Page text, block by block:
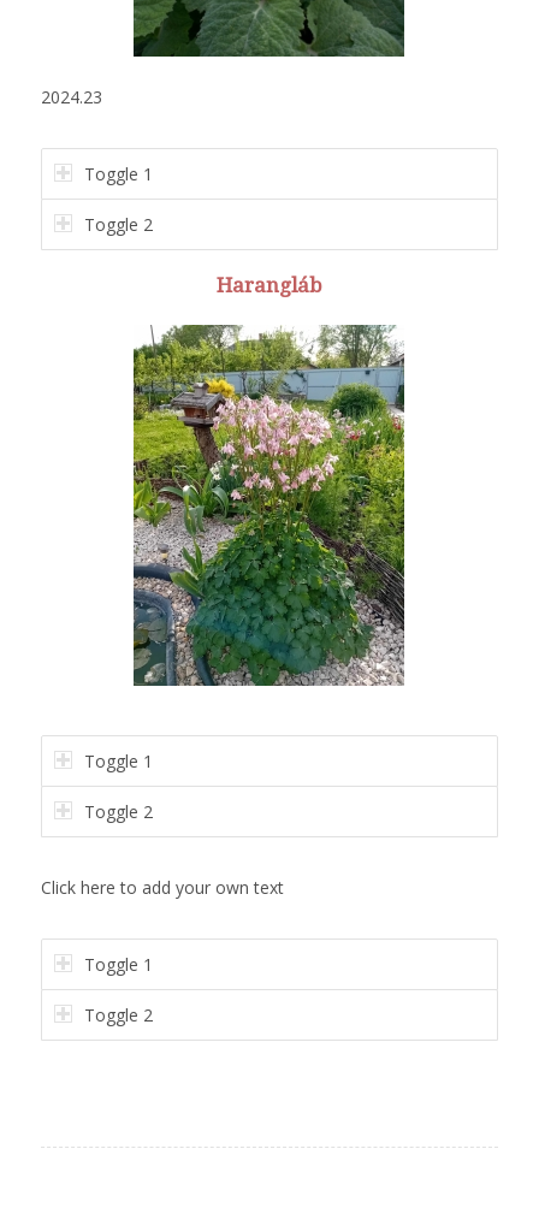
2024.23
Toggle 1
Toggle 2
Harangláb
Toggle 1
Toggle 2
Click here to add your own text
Toggle 1
Toggle 2